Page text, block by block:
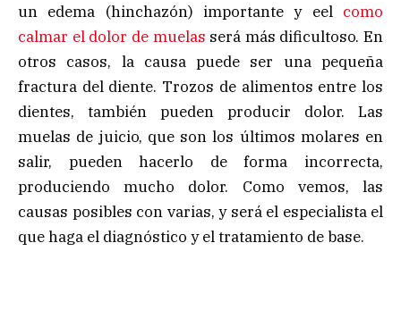
un edema (hinchazón) importante y eelcomo
calmar el dolor de muelas será más dificultoso. En
otros casos, la causa puede ser una pequeña
fractura del diente. Trozos de alimentos entre los
dientes, también pueden producir dolor. Las
muelas de juicio, que son los últimos molares en
salir, pueden hacerlo de forma incorrecta,
produciendo mucho dolor. Como vemos, las
causas posibles con varias, y será el especialista el
que haga el diagnóstico y el tratamiento de base.